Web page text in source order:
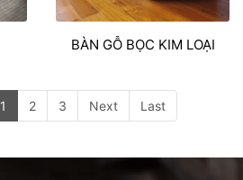
BÀN GỖ BỌC KIM LOẠI
1 2 3 Next Last